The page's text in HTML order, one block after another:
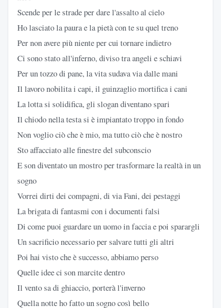
Scende per le strade per dare l'assalto al cielo
Ho lasciato la paura e la pietà con te su quel treno
Per non avere più niente per cui tornare indietro
Ci sono stato all'inferno, diviso tra angeli e schiavi
Per un tozzo di pane, la vita sudava via dalle mani
Il lavoro nobilita i capi, il guinzaglio mortifica i cani
La lotta si solidifica, gli slogan diventano spari
Il chiodo nella testa si è impiantato troppo in fondo
Non voglio ciò che è mio, ma tutto ciò che è nostro
Sto affacciato alle finestre del subconscio
E son diventato un mostro per trasformare la realtà in un
sogno
Vorrei dirti dei compagni, di via Fani, dei pestaggi
La brigata di fantasmi con i documenti falsi
Di come puoi guardare un uomo in faccia e poi sparargli
Un sacrificio necessario per salvare tutti gli altri
Poi hai visto che è successo, abbiamo perso
Quelle idee ci son marcite dentro
Il vento sa di ghiaccio, porterà l'inverno
Quella notte ho fatto un sogno così bello